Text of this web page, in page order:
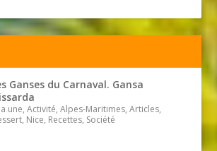
Ganses du Carnaval. Gansa
une, Activité, Alpes-Maritimes, Articles,
Nice, Recettes, Société